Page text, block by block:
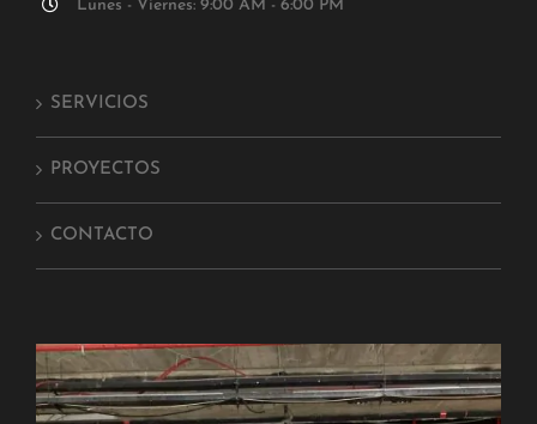
Lunes - Viernes: 9:00 AM - 6:00 PM
SERVICIOS
PROYECTOS
CONTACTO